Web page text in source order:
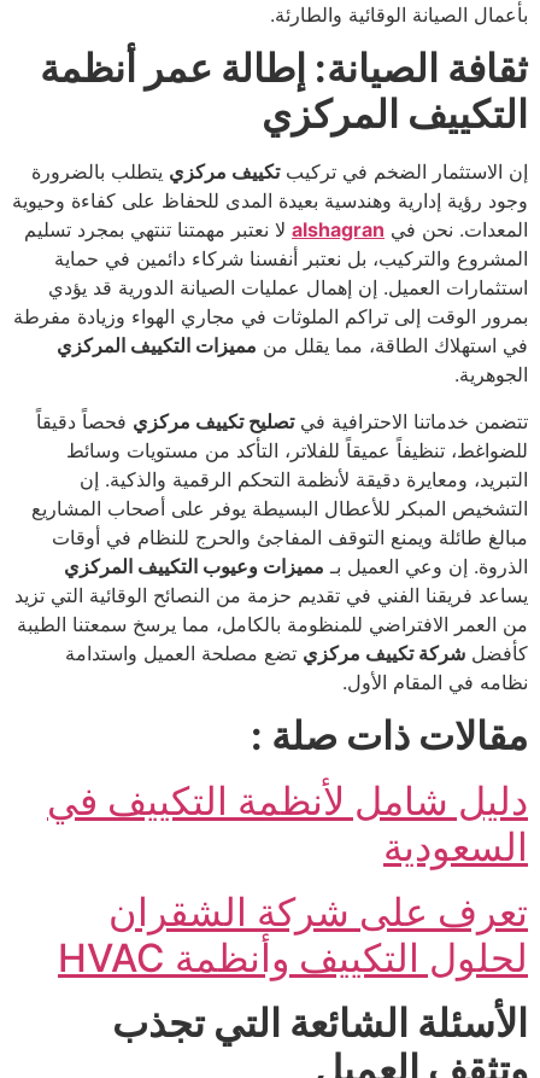
بأعمال الصيانة الوقائية والطارئة.
ثقافة الصيانة: إطالة عمر أنظمة
التكييف المركزي
إن الاستثمار الضخم في تركيبتكييف مركزي يتطلب بالضرورة
وجود رؤية إدارية وهندسية بعيدة المدى للحفاظ على كفاءة وحيوية
المعدات. نحن في alshagran لا نعتبر مهمتنا تنتهي بمجرد تسليم
المشروع والتركيب، بل نعتبر أنفسنا شركاء دائمين في حماية
استثمارات العميل. إن إهمال عمليات الصيانة الدورية قد يؤدي
بمرور الوقت إلى تراكم الملوثات في مجاري الهواء وزيادة مفرطة
في استهلاك الطاقة، مما يقلل من مميزات التكييف المركزي
الجوهرية.
تتضمن خدماتنا الاحترافية فيتصليح تكييف مركزي فحصاً دقيقاً
للضواغط، تنظيفاً عميقاً للفلاتر، التأكد من مستويات وسائط
التبريد، ومعايرة دقيقة لأنظمة التحكم الرقمية والذكية. إن
التشخيص المبكر للأعطال البسيطة يوفر على أصحاب المشاريع
مبالغ طائلة ويمنع التوقف المفاجئ والحرج للنظام في أوقات
الذروة. إن وعي العميل بـ مميزات وعيوب التكييف المركزي
يساعد فريقنا الفني في تقديم حزمة من النصائح الوقائية التي تزيد
من العمر الافتراضي للمنظومة بالكامل، مما يرسخ سمعتنا الطيبة
كأفضل شركة تكييف مركزي تضع مصلحة العميل واستدامة
نظامه في المقام الأول.
مقالات ذات صلة :
دليل شامل لأنظمة التكييف في
السعودية
تعرف على شركة الشقران
لحلول التكييف وأنظمة HVAC
الأسئلة الشائعة التي تجذب